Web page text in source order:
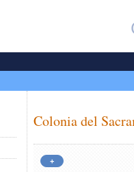
Colonia del
+